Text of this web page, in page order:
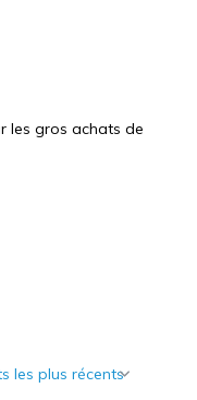
les gros achats de